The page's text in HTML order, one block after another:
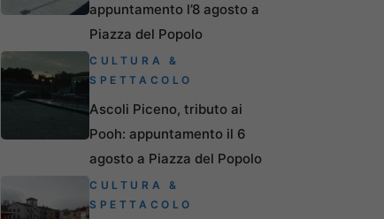
appuntamento l’8 agosto a
Piazza del Popolo
CULTURA &
SPETTACOLO
Ascoli Piceno, tributo ai
Pooh: appuntamento il 6
agosto a Piazza del Popolo
CULTURA &
SPETTACOLO